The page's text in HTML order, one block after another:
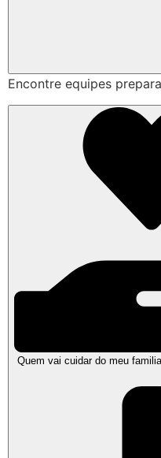
Encontre equipes
Quem vai cuidar do meu